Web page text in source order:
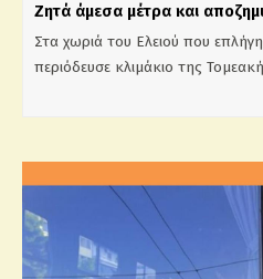
Ζητά άμεσα μέτρα και
Στα χωριά του Ελειού που
περιόδευσε κλιμάκιο της